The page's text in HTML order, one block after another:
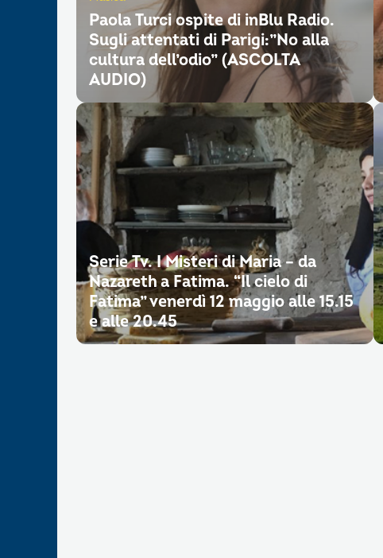
Paola Turci ospite di inBlu Radio.
Sugli attentati di Parigi:”No alla
cultura dell’odio” (ASCOLTA
AUDIO)
Serie Tv. I Misteri di Maria – da
Nazareth a Fatima. “Il cielo di
Fatima” venerdì 12 maggio alle 15.15
e alle 20.45